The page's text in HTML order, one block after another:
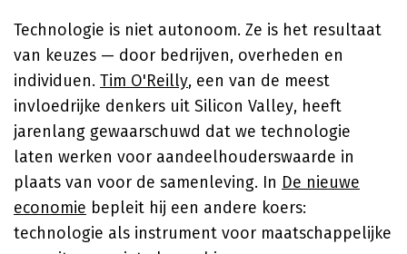
Technologie is niet autonoom. Ze is het resultaat
van keuzes — door bedrijven, overheden en
individuen. Tim O'Reilly, een van de meest
invloedrijke denkers uit Silicon Valley, heeft
jarenlang gewaarschuwd dat we technologie
laten werken voor aandeelhouderswaarde in
plaats van voor de samenleving. In De nieuwe
economie bepleit hij een andere koers:
technologie als instrument voor maatschappelijke